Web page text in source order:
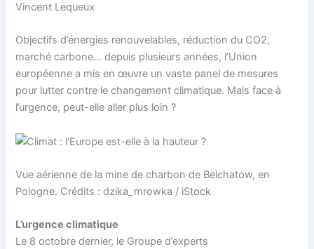
Vincent Lequeux
Objectifs d’énergies renouvelables, réduction du CO2,
marché carbone… depuis plusieurs années, l’Union
européenne a mis en œuvre un vaste panel de mesures
pour lutter contre le changement climatique. Mais face à
l’urgence, peut-elle aller plus loin ?
Vue aérienne de la mine de charbon de Belchatow, en
Pologne. Crédits : dzika_mrowka / iStock
L’urgence climatique
Le 8 octobre dernier, le Groupe d’experts